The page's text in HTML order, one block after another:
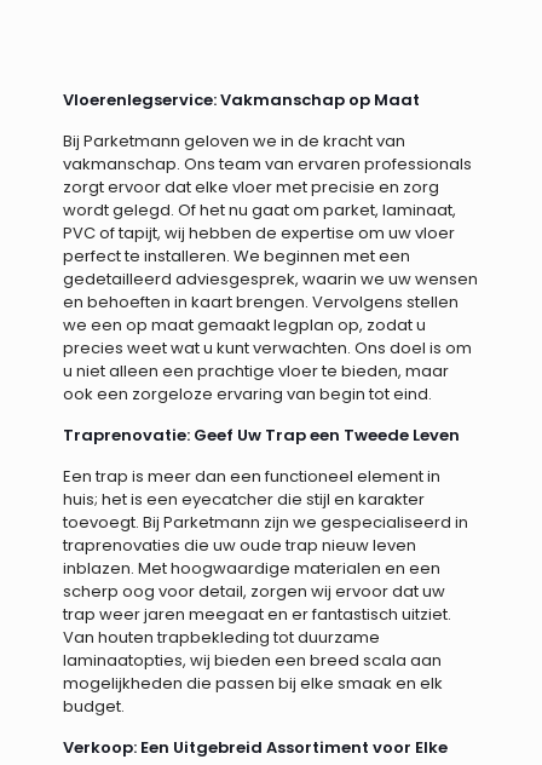
Vloerenlegservice: Vakmanschap op Maat
Bij Parketmann geloven we in de kracht van
vakmanschap. Ons team van ervaren professionals
zorgt ervoor dat elke vloer met precisie en zorg
wordt gelegd. Of het nu gaat om parket, laminaat,
PVC of tapijt, wij hebben de expertise om uw vloer
perfect te installeren. We beginnen met een
gedetailleerd adviesgesprek, waarin we uw wensen
en behoeften in kaart brengen. Vervolgens stellen
we een op maat gemaakt legplan op, zodat u
precies weet wat u kunt verwachten. Ons doel is om
u niet alleen een prachtige vloer te bieden, maar
ook een zorgeloze ervaring van begin tot eind.
Traprenovatie: Geef Uw Trap een Tweede Leven
Een trap is meer dan een functioneel element in
huis; het is een eyecatcher die stijl en karakter
toevoegt. Bij Parketmann zijn we gespecialiseerd in
traprenovaties die uw oude trap nieuw leven
inblazen. Met hoogwaardige materialen en een
scherp oog voor detail, zorgen wij ervoor dat uw
trap weer jaren meegaat en er fantastisch uitziet.
Van houten trapbekleding tot duurzame
laminaatopties, wij bieden een breed scala aan
mogelijkheden die passen bij elke smaak en elk
budget.
Verkoop: Een Uitgebreid Assortiment voor Elke